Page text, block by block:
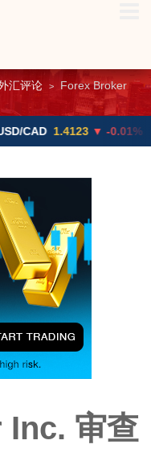
汇评论 >
Forex Broker
1.4123 ▼ -0.01%
审查